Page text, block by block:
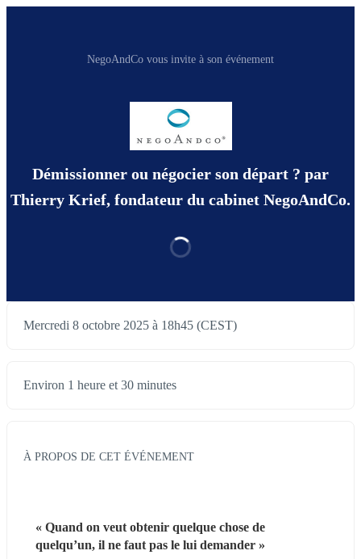
NegoAndCo vous invite à son événement
Démissionner ou négocier son départ ? par
Thierry Krief, fondateur du cabinet NegoAndCo.
Mercredi 8 octobre 2025 à 18h45 (CEST)
Environ 1 heure et 30 minutes
À PROPOS DE CET ÉVÉNEMENT
« Quand on veut obtenir quelque chose de
quelqu’un, il ne faut pas le lui demander »